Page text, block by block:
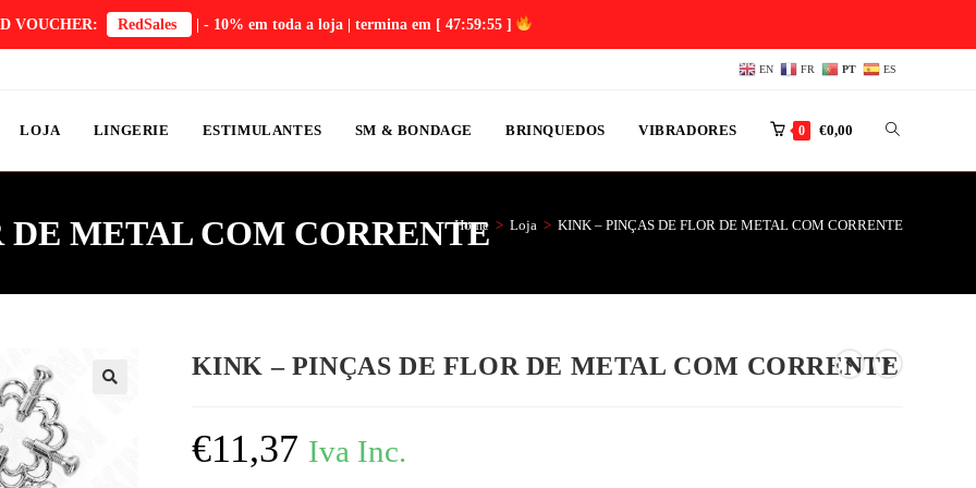
VOUCHER: RedSales | - 10% em toda a loja | termina em [ 47:59:54 ]
EN FR PT ES
LOJA LINGERIE ESTIMULANTES SM & BONDAGE BRINQUEDOS VIBRADORES 0 €0,00
METAL COM CORRENTE
Home > Loja > KINK – PINÇAS DE FLOR DE METAL COM CORRENTE
KINK – PINÇAS DE FLOR DE METAL COM CORRENTE
€11,37 Iva Inc.